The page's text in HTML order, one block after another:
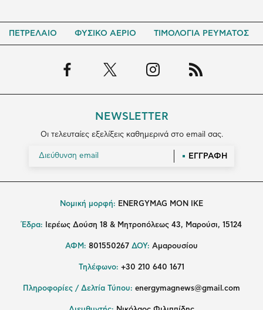
ΠΕΤΡΕΛΑΙΟ ΦΥΣΙΚΟ ΑΕΡΙΟ ΤΙΜΟΛΟΓΙΑ ΡΕΥΜΑΤΟΣ
NEWSLETTER
Οι τελευταίες εξελίξεις καθημερινά στο email σας.
ΕΓΓΡΑΦΗ
Νομική μορφή: ENERGYMAG MON IKE
Έδρα: Ιερέως Δούση 18 & Μητροπόλεως 43, Μαρούσι, 15124
ΑΦΜ: 801550267 ΔΟΥ: Αμαρουσίου
Τηλέφωνο: +30 210 640 1671
Πληροφορίες / Δελτία Τύπου: energymagnews@gmail.com